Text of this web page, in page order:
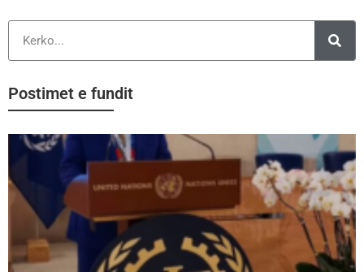
Postimet e fundit